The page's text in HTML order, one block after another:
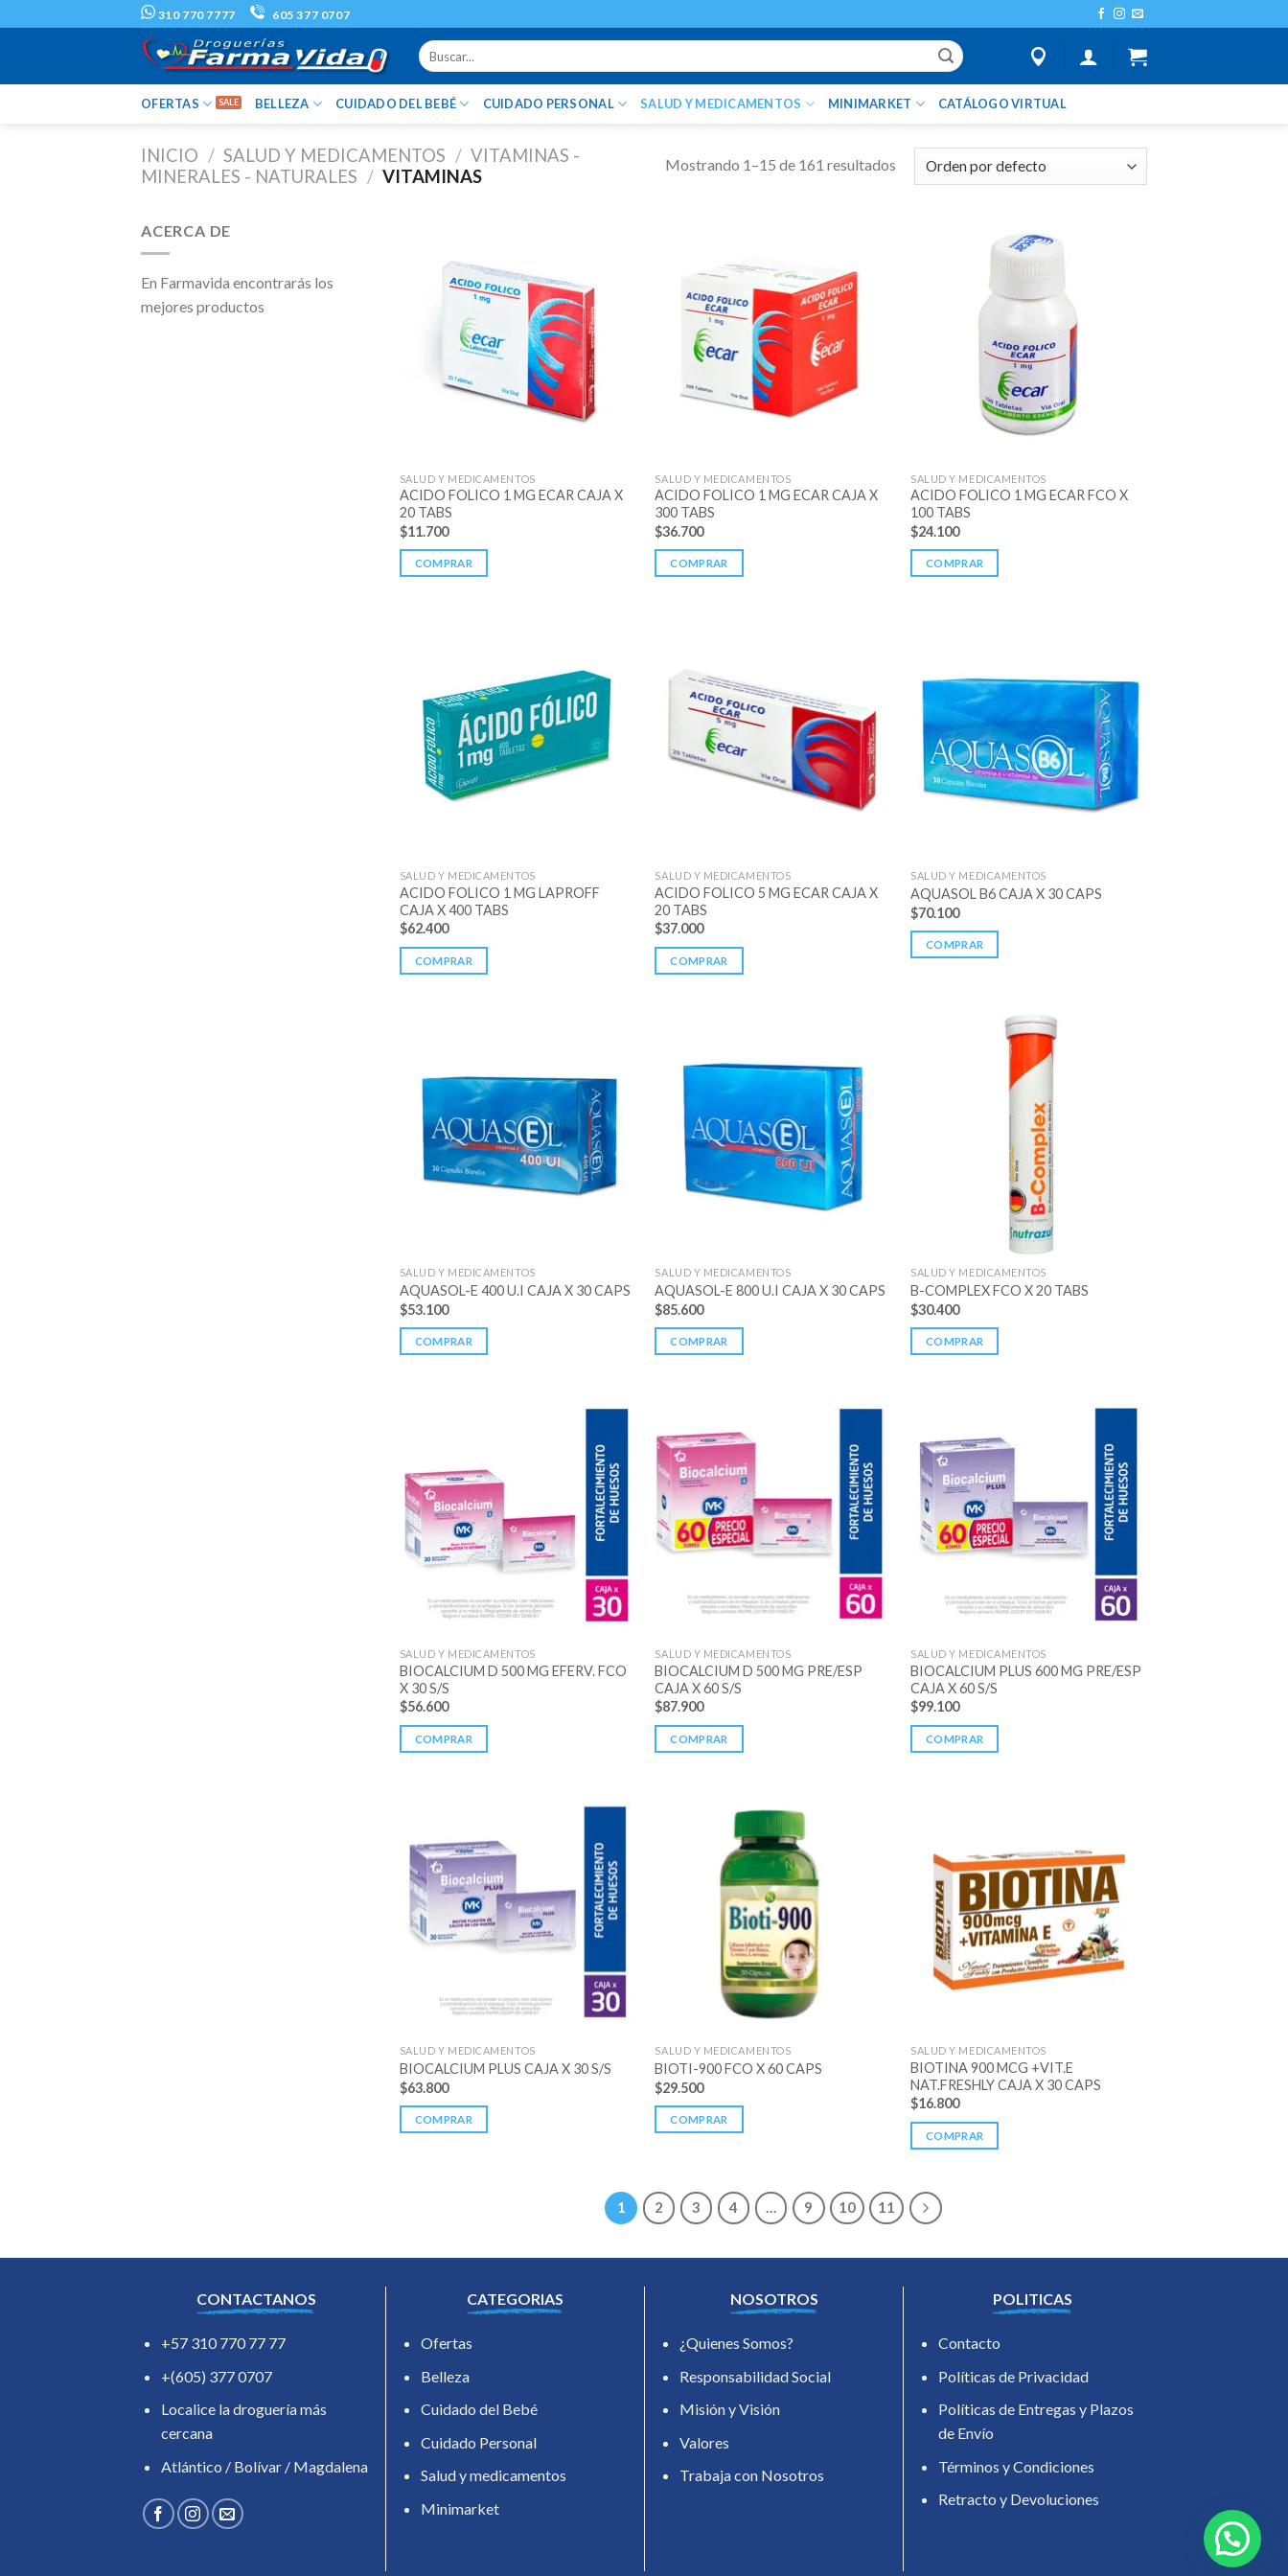
310 770 7777 605 377 0707
Buscar
por:
OFERTAS BELLEZA CUIDADO DEL BEBÉ CUIDADO PERSONAL SALUD Y MEDICAMENTOS MINIMARKET CATÁLOGO VIRTUAL
INICIO / SALUD Y MEDICAMENTOS / VITAMINAS -
MINERALES - NATURALES / VITAMINAS
Mostrando 1–15 de 161 resultados
ACERCA DE
En Farmavida encontrarás los
mejores productos
SALUD Y MEDICAMENTOS
ACIDO FOLICO 1 MG ECAR CAJA X
20 TABS
$11.700
COMPRAR
SALUD Y MEDICAMENTOS
ACIDO FOLICO 1 MG ECAR CAJA X
300 TABS
$36.700
COMPRAR
SALUD Y MEDICAMENTOS
ACIDO FOLICO 1 MG ECAR FCO X
100 TABS
$24.100
COMPRAR
SALUD Y MEDICAMENTOS
ACIDO FOLICO 1 MG LAPROFF
CAJA X 400 TABS
$62.400
COMPRAR
SALUD Y MEDICAMENTOS
ACIDO FOLICO 5 MG ECAR CAJA X
20 TABS
$37.000
COMPRAR
SALUD Y MEDICAMENTOS
AQUASOL B6 CAJA X 30 CAPS
$70.100
COMPRAR
SALUD Y MEDICAMENTOS
AQUASOL-E 400 U.I CAJA X 30 CAPS
$53.100
COMPRAR
SALUD Y MEDICAMENTOS
AQUASOL-E 800 U.I CAJA X 30 CAPS
$85.600
COMPRAR
SALUD Y MEDICAMENTOS
B-COMPLEX FCO X 20 TABS
$30.400
COMPRAR
SALUD Y MEDICAMENTOS
BIOCALCIUM D 500 MG EFERV. FCO
X 30 S/S
$56.600
COMPRAR
SALUD Y MEDICAMENTOS
BIOCALCIUM D 500 MG PRE/ESP
CAJA X 60 S/S
$87.900
COMPRAR
SALUD Y MEDICAMENTOS
BIOCALCIUM PLUS 600 MG PRE/ESP
CAJA X 60 S/S
$99.100
COMPRAR
SALUD Y MEDICAMENTOS
BIOCALCIUM PLUS CAJA X 30 S/S
$63.800
COMPRAR
SALUD Y MEDICAMENTOS
BIOTI-900 FCO X 60 CAPS
$29.500
COMPRAR
SALUD Y MEDICAMENTOS
BIOTINA 900 MCG +VIT.E
NAT.FRESHLY CAJA X 30 CAPS
$16.800
COMPRAR
1 2 3 4 … 9 10 11
CONTACTANOS
+57 310 770 77 77
+(605) 377 0707
Localice la droguería más
cercana
Atlántico / Bolívar / Magdalena
CATEGORIAS
Ofertas
Belleza
Cuidado del Bebé
Cuidado Personal
Salud y medicamentos
Minimarket
NOSOTROS
¿Quienes Somos?
Responsabilidad Social
Misión y Visión
Valores
Trabaja con Nosotros
POLITICAS
Contacto
Políticas de Privacidad
Políticas de Entregas y Plazos
de Envío
Términos y Condiciones
Retracto y Devoluciones